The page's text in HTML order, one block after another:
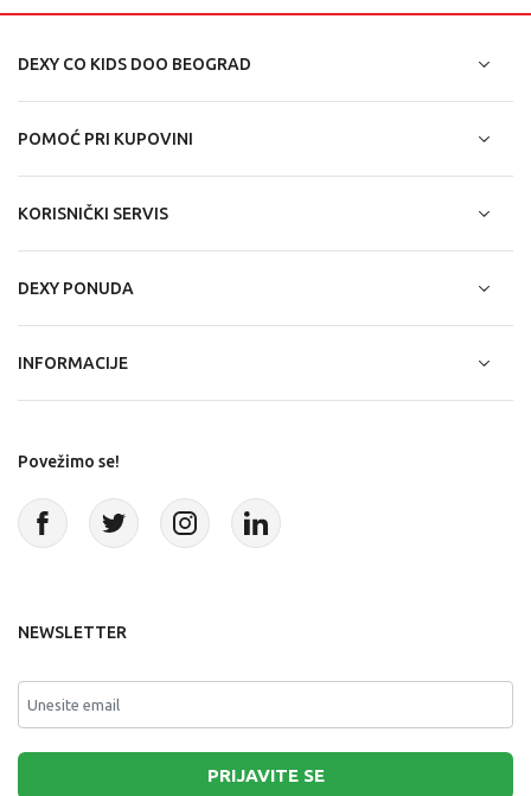
DEXY CO KIDS DOO BEOGRAD
POMOĆ PRI KUPOVINI
KORISNIČKI SERVIS
DEXY PONUDA
INFORMACIJE
Povežimo se!
NEWSLETTER
PRIJAVITE SE